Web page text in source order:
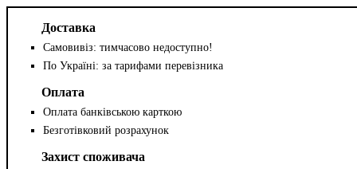
Доставка
Самовивіз: тимчасово недоступно!
По Україні: за тарифами перевізника
Оплата
Оплата банківською карткою
Безготівковий розрахунок
Захист споживача